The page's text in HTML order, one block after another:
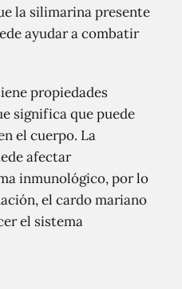
la silimarina presente
ayudar a combatir
propiedades
significa que puede
el cuerpo. La
afectar
inmunológico, por lo
el cardo mariano
el sistema